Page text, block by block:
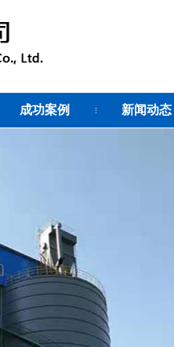
成功案例 新闻动态